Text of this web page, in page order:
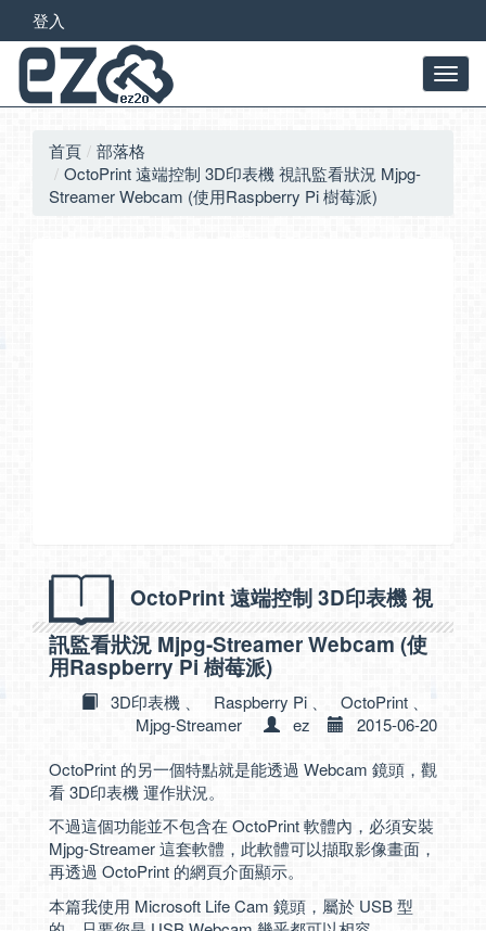
登入
首頁
部落格
OctoPrint 遠端控制 3D印表機 視訊監看狀況 Mjpg-
Streamer Webcam (使用Raspberry Pi 樹莓派)
OctoPrint 遠端控制 3D印表機 視
訊監看狀況 Mjpg-Streamer Webcam (使
用Raspberry Pi 樹莓派)
3D印表機 Raspberry Pi OctoPrint
Mjpg-Streamer
ez
2015-06-20
OctoPrint 的另一個特點就是能透過 Webcam 鏡頭，觀
看 3D印表機 運作狀況。
不過這個功能並不包含在 OctoPrint 軟體內，必須安裝
Mjpg-Streamer 這套軟體，此軟體可以擷取影像畫面，
再透過 OctoPrint 的網頁介面顯示。
本篇我使用 Microsoft Life Cam 鏡頭，屬於 USB 型